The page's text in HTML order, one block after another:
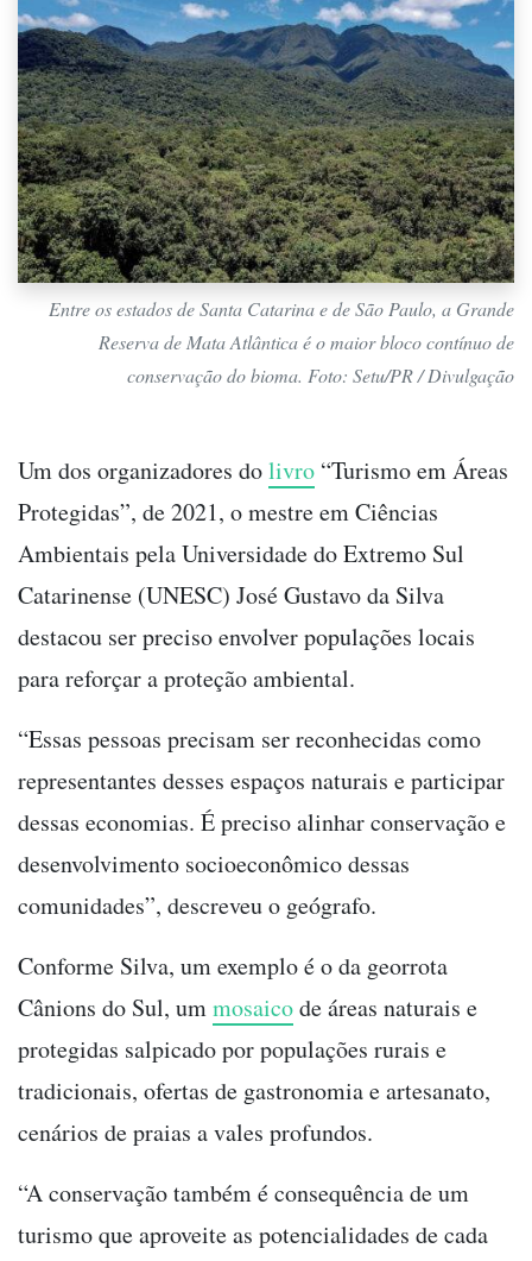
Entre os estados de Santa Catarina e de São Paulo, a Grande
Reserva de Mata Atlântica é o maior bloco contínuo de
conservação do bioma. Foto: Setu/PR / Divulgação
Um dos organizadores dolivro “Turismo em Áreas
Protegidas”, de 2021, o mestre em Ciências
Ambientais pela Universidade do Extremo Sul
Catarinense (UNESC) José Gustavo da Silva
destacou ser preciso envolver populações locais
para reforçar a proteção ambiental.
“Essas pessoas precisam ser reconhecidas como
representantes desses espaços naturais e participar
dessas economias. É preciso alinhar conservação e
desenvolvimento socioeconômico dessas
comunidades”, descreveu o geógrafo.
Conforme Silva, um exemplo é o da georrota
Cânions do Sul, ummosaicode áreas naturais e
protegidas salpicado por populações rurais e
tradicionais, ofertas de gastronomia e artesanato,
cenários de praias a vales profundos.
“A conservação também é consequência de um
turismo que aproveite as potencialidades de cada